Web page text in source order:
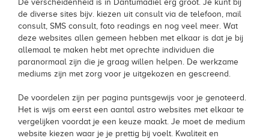
De verscheidenheid is in Dantumadiel erg groot. Je kunt bij
de diverse sites bijv. kiezen uit consult via de telefoon, mail
consult, SMS consult, foto readings en nog veel meer. Wat
deze websites allen gemeen hebben met elkaar is dat je bij
allemaal te maken hebt met oprechte individuen die
paranormaal zijn die je graag willen helpen. De werkzame
mediums zijn met zorg voor je uitgekozen en gescreend.
De voordelen zijn per pagina puntsgewijs voor je genoteerd.
Het is wijs om eerst een aantal astro websites met elkaar te
vergelijken voordat je een keuze maakt. Je moet de medium
website kiezen waar je je prettig bij voelt. Kwaliteit en